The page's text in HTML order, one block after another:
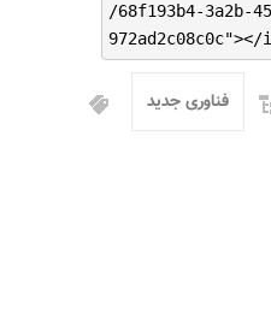
/68f193b4-3a2b-
972ad2c08c0c"></
فناوری جدید